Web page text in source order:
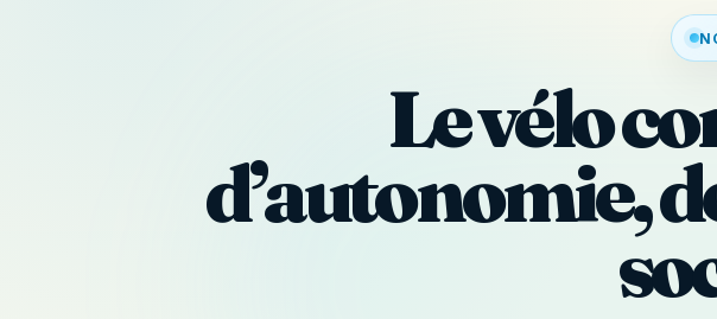
Le vélo
d’autonomie,